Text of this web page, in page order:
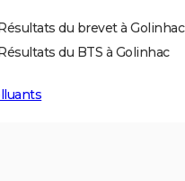
du brevet à Golinhac
du BTS à Golinhac